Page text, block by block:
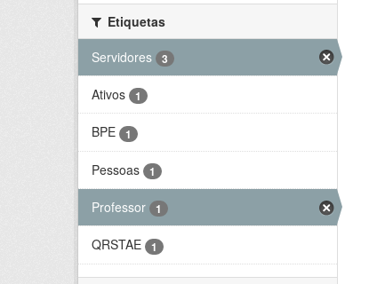
Etiquetas
Servidores
3
Ativos 1
BPE 1
Pessoas 1
Professor 1
QRSTAE 1